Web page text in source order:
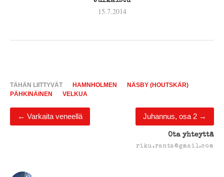
15.7.2014
TÄHÄN LIITTYVÄT HAMNHOLMEN
NÄSBY (HOUTSKÄR)
PÄHKINÄINEN
VELKUA
← Varkaita veneellä Juhannus, osa 2 →
Ota yhteyttä
riku.ranta@gmail.com